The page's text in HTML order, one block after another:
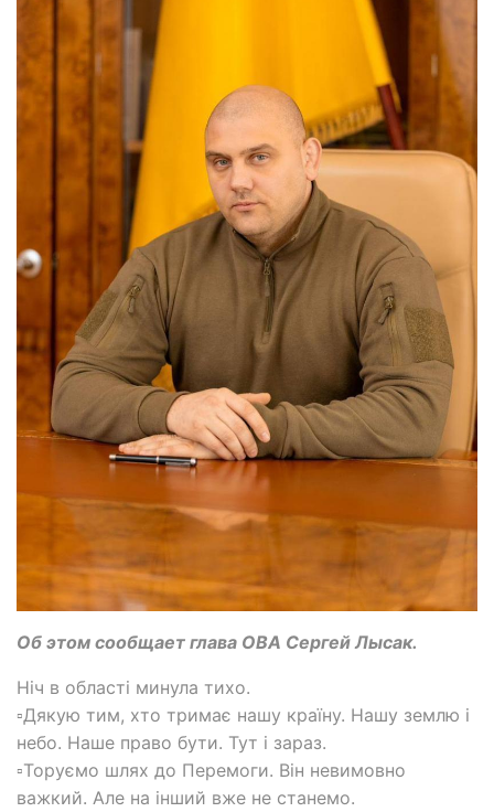
Об этом сообщает глава ОВА Сергей Лысак.
Ніч в області минула тихо.
▫️Дякую тим, хто тримає нашу країну. Нашу землю і
небо. Наше право бути. Тут і зараз.
▫️Торуємо шлях до Перемоги. Він невимовно
важкий. Але на інший вже не станемо.